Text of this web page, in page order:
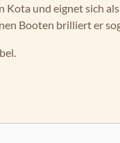
und eignet sich
Booten brilliert er